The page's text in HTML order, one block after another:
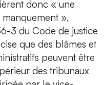
donc « une
»,
3 du Code de justice
que des blâmes et
peuvent être
des tribunaux